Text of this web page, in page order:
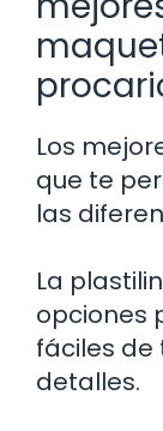
Los
que te
las
La
opciones
fáciles
detalles.